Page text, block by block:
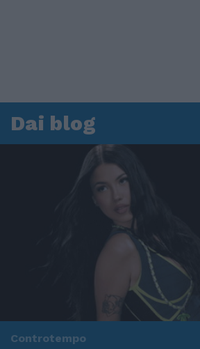
Dai blog
Controtempo